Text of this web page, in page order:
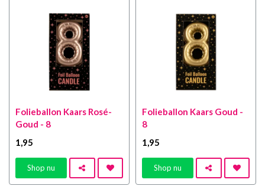
Folieballon Kaars Rosé-
Goud - 8
1 ,95
Shop nu
Folieballon Kaars Goud -
8
1 ,95
Shop nu